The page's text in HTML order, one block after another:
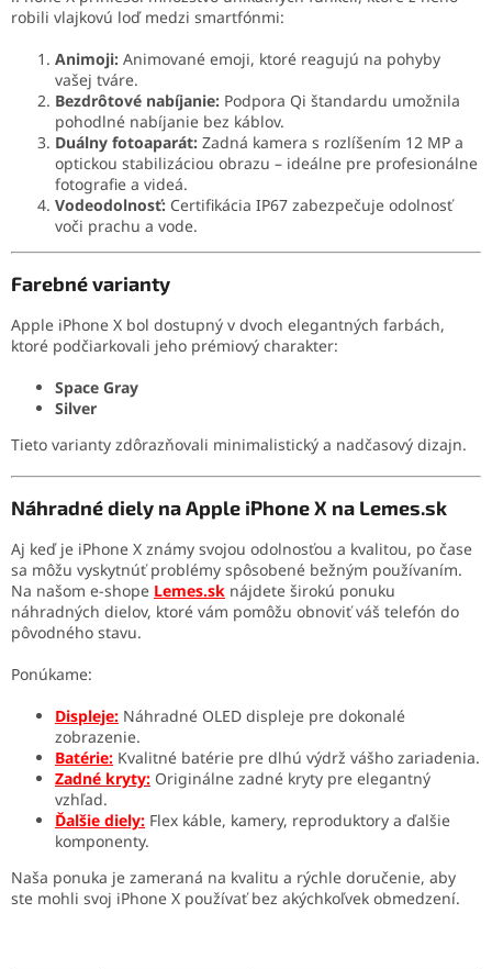
robili vlajkovú loď medzi smartfónmi:
Animoji: Animované emoji, ktoré reagujú na pohyby
vašej tváre.
Bezdrôtové nabíjanie: Podpora Qi štandardu umožnila
pohodlné nabíjanie bez káblov.
Duálny fotoaparát: Zadná kamera s rozlíšením 12 MP a
optickou stabilizáciou obrazu – ideálne pre profesionálne
fotografie a videá.
Vodeodolnosť: Certifikácia IP67 zabezpečuje odolnosť
voči prachu a vode.
Farebné varianty
Apple iPhone X bol dostupný v dvoch elegantných farbách,
ktoré podčiarkovali jeho prémiový charakter:
Space Gray
Silver
Tieto varianty zdôrazňovali minimalistický a nadčasový dizajn.
Náhradné diely na Apple iPhone X na Lemes.sk
Aj keď je iPhone X známy svojou odolnosťou a kvalitou, po čase
sa môžu vyskytnúť problémy spôsobené bežným používaním.
Na našom e-shope Lemes.sk nájdete širokú ponuku
náhradných dielov, ktoré vám pomôžu obnoviť váš telefón do
pôvodného stavu.
Ponúkame:
Displeje: Náhradné OLED displeje pre dokonalé
zobrazenie.
Batérie: Kvalitné batérie pre dlhú výdrž vášho zariadenia.
Zadné kryty: Originálne zadné kryty pre elegantný
vzhľad.
Ďalšie diely: Flex káble, kamery, reproduktory a ďalšie
komponenty.
Naša ponuka je zameraná na kvalitu a rýchle doručenie, aby
ste mohli svoj iPhone X používať bez akýchkoľvek obmedzení.